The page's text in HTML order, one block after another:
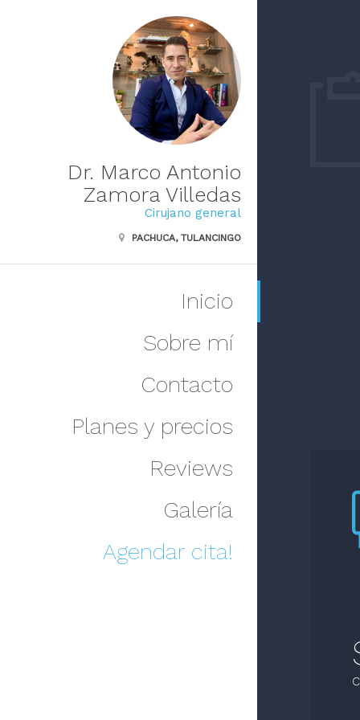
Dr. Marco Antonio
Zamora Villedas
Cirujano general
PACHUCA, TULANCINGO
Inicio
Sobre mí
Contacto
Planes y precios
Reviews
Galería
Agendar cita!